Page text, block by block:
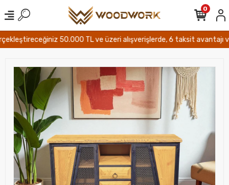
50.000 TL ve üzeri alışverişlerde, 6 taksit avantajı ve
0